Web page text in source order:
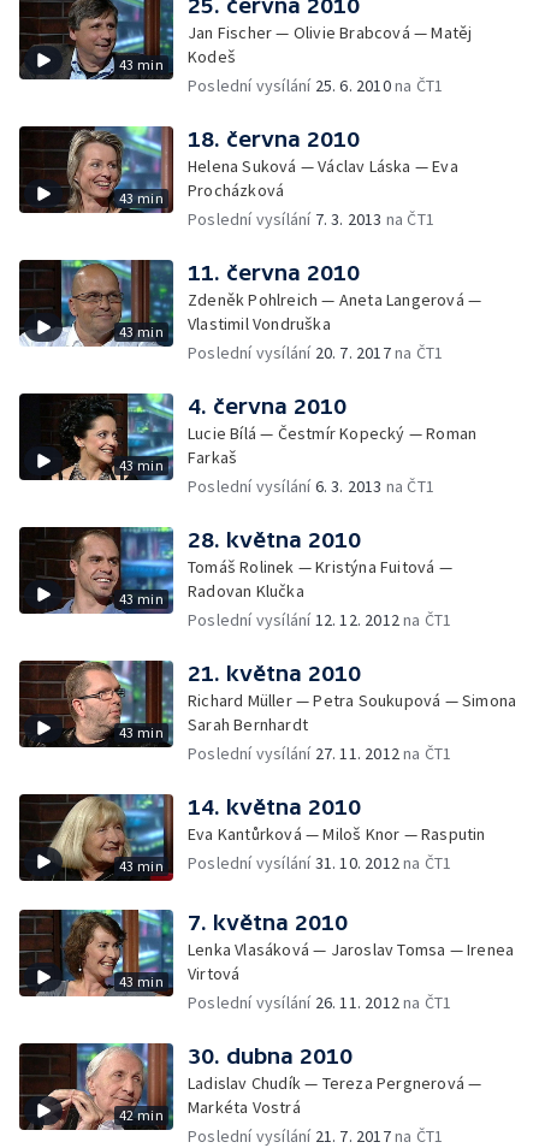
43 min
25. června 2010
Jan Fischer — Olivie Brabcová — Matěj
Kodeš
Poslední vysílání 25. 6. 2010na ČT1
43 min
18. června 2010
Helena Suková — Václav Láska — Eva
Procházková
Poslední vysílání 7. 3. 2013 na ČT1
43 min
11. června 2010
Zdeněk Pohlreich — Aneta Langerová —
Vlastimil Vondruška
Poslední vysílání 20. 7. 2017na ČT1
43 min
4. června 2010
Lucie Bílá — Čestmír Kopecký — Roman
Farkaš
Poslední vysílání6. 3. 2013 na ČT1
43 min
28. května 2010
Tomáš Rolinek — Kristýna Fuitová —
Radovan Klučka
Poslední vysílání12. 12. 2012na ČT1
43 min
21. května 2010
Richard Müller — Petra Soukupová — Simona
Sarah Bernhardt
Poslední vysílání 27. 11. 2012na ČT1
43 min
14. května 2010
Eva Kantůrková — Miloš Knor — Rasputin
Poslední vysílání31. 10. 2012na ČT1
43 min
7. května 2010
Lenka Vlasáková — Jaroslav Tomsa — Irenea
Virtová
Poslední vysílání 26. 11. 2012na ČT1
42 min
30. dubna 2010
Ladislav Chudík — Tereza Pergnerová —
Markéta Vostrá
Poslední vysílání 21. 7. 2017na ČT1